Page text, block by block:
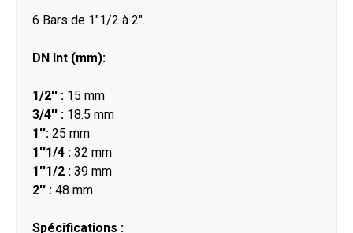
6 Bars de 1"1/2 à 2".
DN Int (mm):
1/2'' : 15 mm
3/4'' : 18.5 mm
1'': 25 mm
1''1/4 : 32 mm
1''1/2 : 39 mm
2'' : 48 mm
Spécifications :